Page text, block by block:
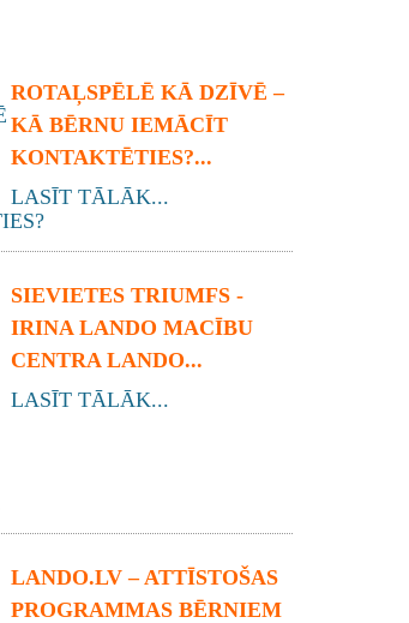
ROTAĻSPĒLĒ KĀ DZĪVĒ –
KĀ BĒRNU IEMĀCĪT
KONTAKTĒTIES?...
LASĪT TĀLĀK...
SIEVIETES TRIUMFS -
IRINA LANDO MACĪBU
CENTRA LANDO...
LASĪT TĀLĀK...
LANDO.LV – ATTĪSTOŠAS
PROGRAMMAS BĒRNIEM